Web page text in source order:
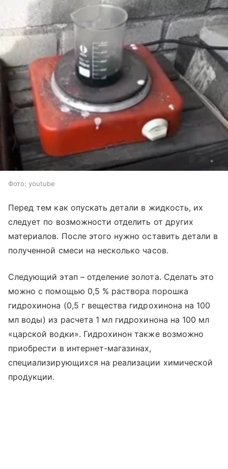
Фото: youtube
Перед тем как опускать детали в жидкость, их
следует по возможности отделить от других
материалов. После этого нужно оставить детали в
полученной смеси на несколько часов.
Следующий этап – отделение золота. Сделать это
можно с помощью 0,5 % раствора порошка
гидрохинона (0,5 г вещества гидрохинона на 100
мл воды) из расчета 1 мл гидрохинона на 100 мл
«царской водки». Гидрохинон также возможно
приобрести в интернет-магазинах,
специализирующихся на реализации химической
продукции.